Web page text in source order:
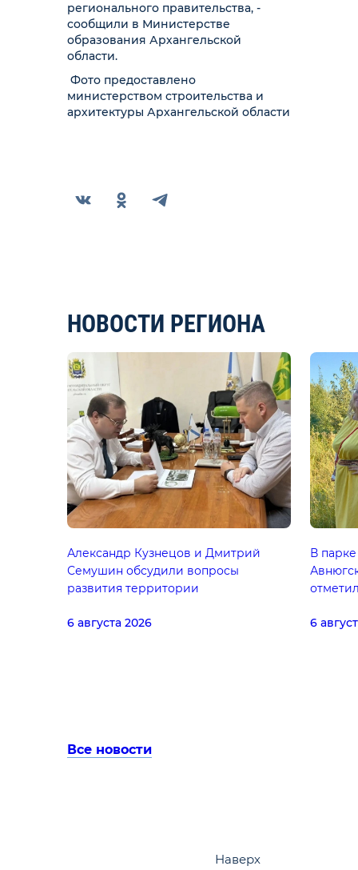
регионального правительства, -
сообщили в Министерстве
образования Архангельской
области.
Фото предоставлено
министерством строительства и
архитектуры Архангельской области
НОВОСТИ РЕГИОНА
Александр Кузнецов и Дмитрий
Семушин обсудили вопросы
развития территории
6 августа 2026
В
6
Все новости
Наверх